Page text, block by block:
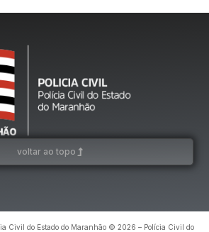
voltar ao topo
Civil do Estado do Maranhão © 2026 – Polícia Civil do